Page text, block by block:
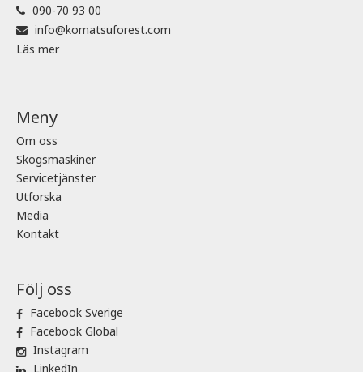
090-70 93 00
info@komatsuforest.com
Läs mer
Meny
Om oss
Skogsmaskiner
Servicetjänster
Utforska
Media
Kontakt
Följ oss
Facebook Sverige
Facebook Global
Instagram
LinkedIn